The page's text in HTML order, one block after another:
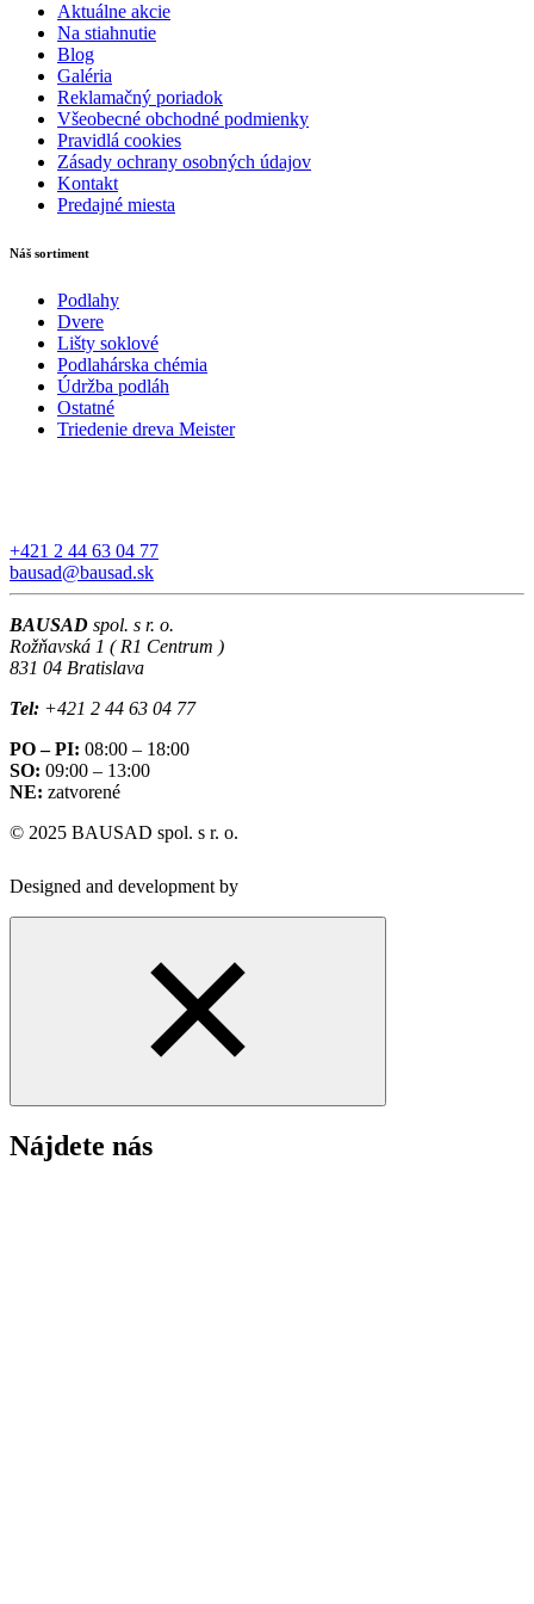
Aktuálne akcie
Na stiahnutie
Blog
Galéria
Reklamačný poriadok
Všeobecné obchodné podmienky
Pravidlá cookies
Zásady ochrany osobných údajov
Kontakt
Predajné miesta
Náš sortiment
Podlahy
Dvere
Lišty soklové
Podlahárska chémia
Údržba podláh
Ostatné
Triedenie dreva Meister
+421 2 44 63 04 77
bausad@bausad.sk
BAUSAD spol. s r. o.
Rožňavská 1 ( R1 Centrum )
831 04 Bratislava
Tel: +421 2 44 63 04 77
PO – PI: 08:00 – 18:00
SO: 09:00 – 13:00
NE: zatvorené
© 2025 BAUSAD spol. s r. o.
Designed and development by
Nájdete nás